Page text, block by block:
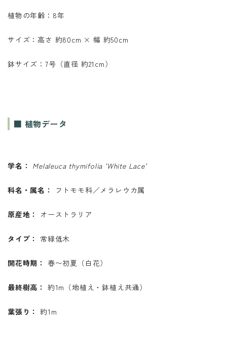
植物の年齢：8年
サイズ：高さ 約80cm × 幅 約50cm
鉢サイズ：7号（直径 約21cm）
■ 植物データ
学名： Melaleuca thymifolia 'White Lace'
科名・属名： フトモモ科／メラレウカ属
原産地： オーストラリア
タイプ： 常緑低木
開花時期： 春〜初夏（白花）
最終樹高： 約1m（地植え・鉢植え共通）
葉張り： 約1m